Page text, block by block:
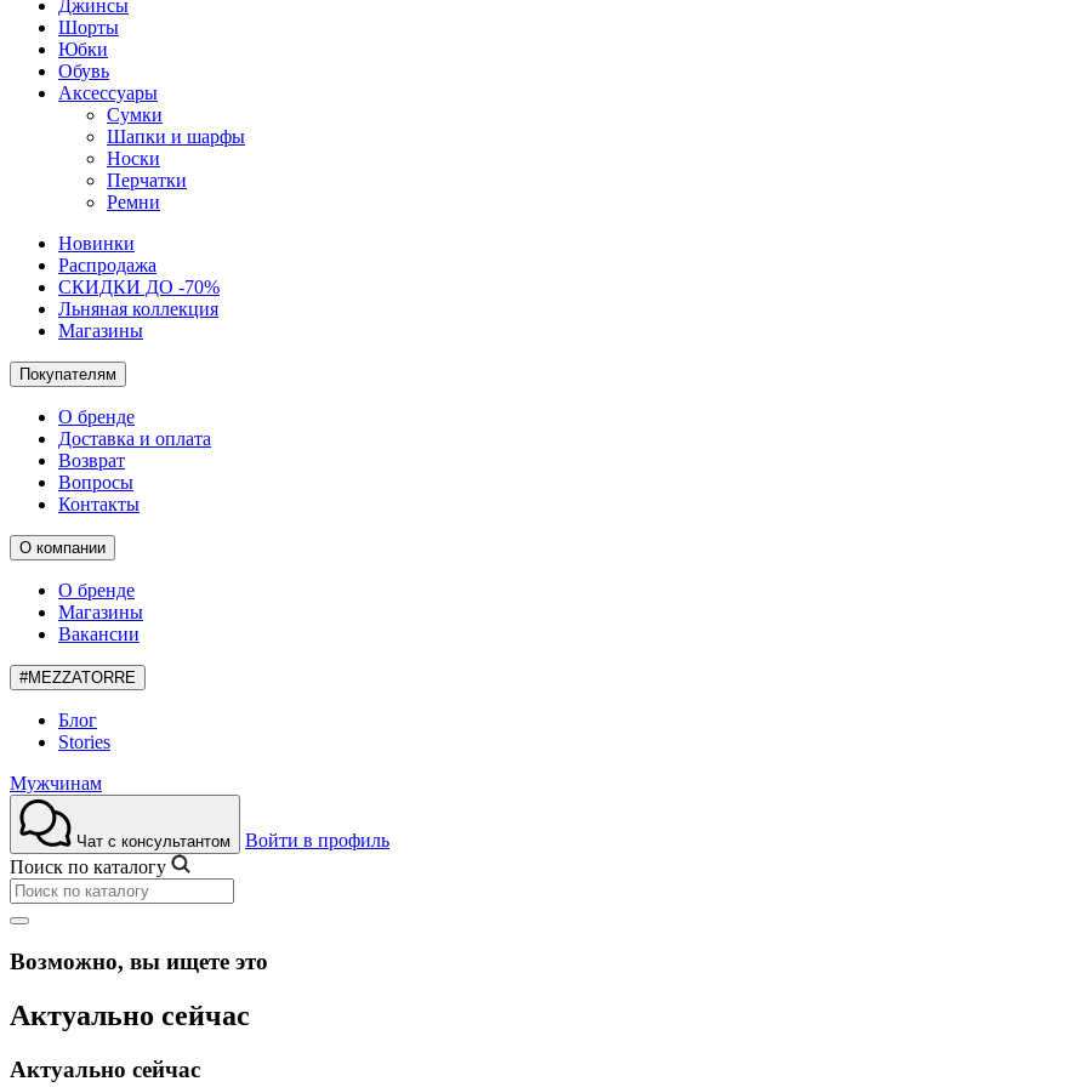
Джинсы
Шорты
Юбки
Обувь
Аксессуары
Сумки
Шапки и шарфы
Носки
Перчатки
Ремни
Новинки
Распродажа
СКИДКИ ДО -70%
Льняная коллекция
Магазины
Покупателям
О бренде
Доставка и оплата
Возврат
Вопросы
Контакты
О компании
О бренде
Магазины
Вакансии
#MEZZATORRE
Блог
Stories
Мужчинам
Чат с консультантом
Войти в профиль
Поиск по каталогу
Возможно, вы ищете это
Актуально сейчас
Актуально сейчас